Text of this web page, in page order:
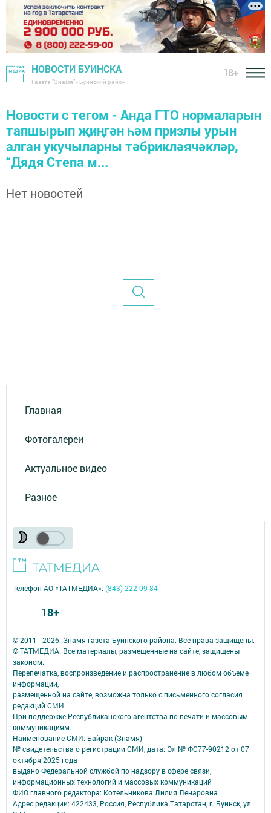
НОВОСТИ БУИНСКА
Газета "Знамя" - Буинский район
18+
Новости с тегом - Анда ГТО нормаларын
тапшырып җиңгән һәм призлы урын
алган укучыларны тәбрикләячәкләр,
“Дядя Степа м...
Нет новостей
Главная
Фотогалереи
Актуальное видео
Разное
© 2011 - 2026. Знамя газета Буинского района. Все права защищены.
© ТАТМЕДИА. Все материалы, размещенные на сайте, защищены
законом.
Перепечатка, воспроизведение и распространение в любом объеме
информации,
размещенной на сайте, возможна только с письменного согласия
редакций СМИ.
При поддержке Республиканского агентства по печати и массовым
коммуникациям.
Наименование СМИ: Байрак (Знамя)
№ свидетельства о регистрации СМИ, дата: Эл № ФС77-90212 от 07
октября 2025 года
выдано Федеральной службой по надзору в сфере связи,
информационных технологий и массовых коммуникаций
ФИО главного редактора: Котельникова Лилия Ленаровна
Адрес редакции: 422433, Россия, Республика Татарстан, г. Буинск, ул.
Телефон АО «ТАТМЕДИА»:(843) 222 09 84
18+